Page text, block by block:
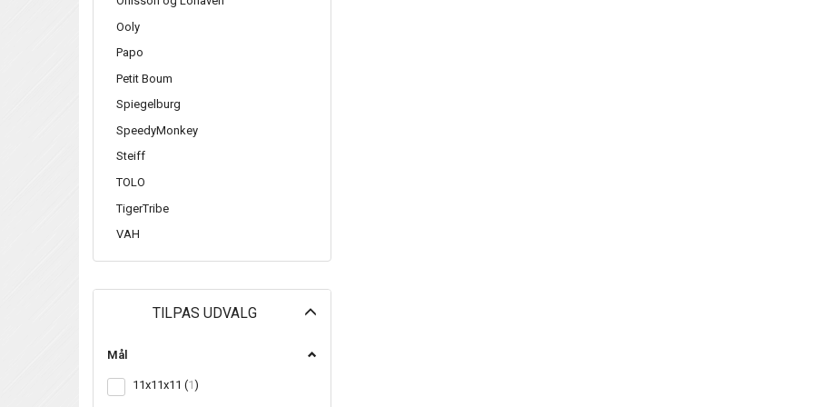
Ooly
Papo
Petit Boum
Spiegelburg
SpeedyMonkey
Steiff
TOLO
TigerTribe
VAH
TILPAS UDVALG
Mål
11x11x11 (1)